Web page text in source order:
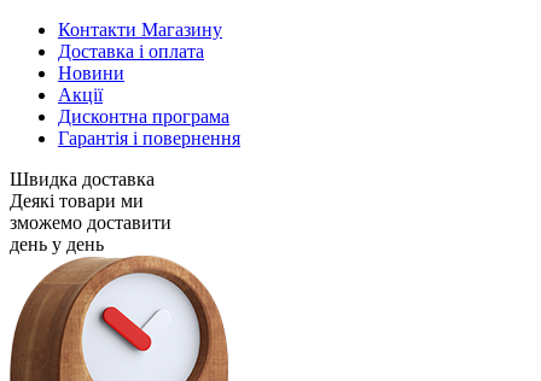
Контакти Магазину
Доставка і оплата
Новини
Акції
Дисконтна програма
Гарантія і повернення
Швидка доставка
Деякі товари ми
зможемо доставити
день у день